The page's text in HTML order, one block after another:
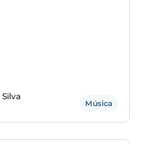
Música